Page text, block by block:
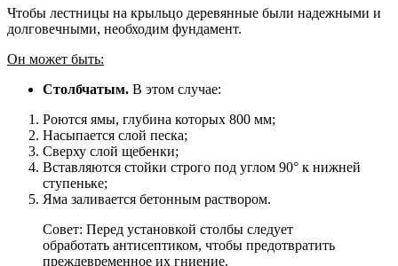
Чтобы лестницы на крыльцо деревянные были надежными и
долговечными, необходим фундамент.
Он может быть:
Столбчатым. В этом случае:
Роются ямы, глубина которых 800 мм;
Насыпается слой песка;
Сверху слой щебенки;
Вставляются стойки строго под углом 90° к нижней
ступеньке;
Яма заливается бетонным раствором.
Совет: Перед установкой столбы следует
обработать антисептиком, чтобы предотвратить
преждевременное их гниение.